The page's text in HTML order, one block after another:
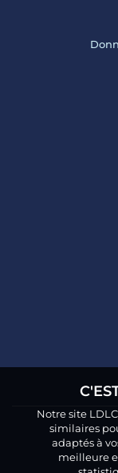
Notre site
similaires
adaptés à
meilleure